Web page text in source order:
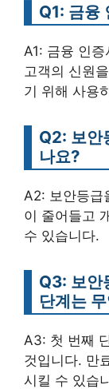
Q1: 금융
A1: 금융 인
고객의 신원
기 위해 사용
Q2: 보안
나요?
A2: 보안등급
이 줄어들고
수 있습니다.
Q3: 보안
단계는
A3: 첫 번째
것입니다. 만
시킬 수 있습